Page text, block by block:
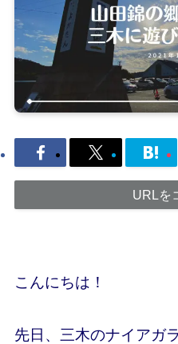
URLを
こんにちは！
先日、三木のナイアガ